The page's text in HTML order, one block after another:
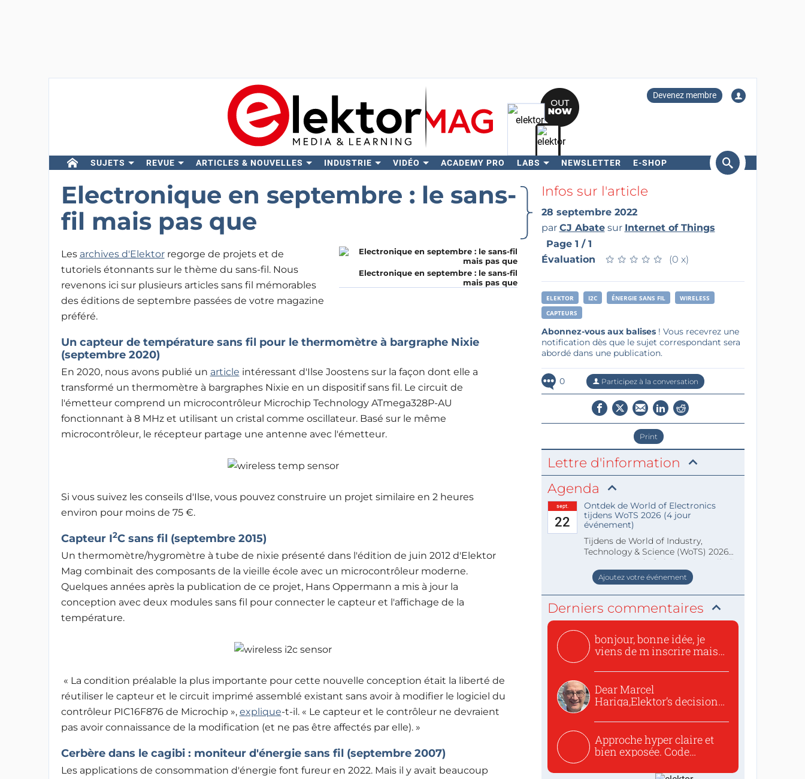
Devenez membre
SUJETS REVUE ARTICLES & NOUVELLES INDUSTRIE VIDÉO ACADEMY PRO LABS NEWSLETTER E-SHOP
Rechercher
Electronique en septembre : le sans-
fil mais pas que
Electronique en septembre : le sans-fil
mais pas que
Les archives d'Elektorregorge de projets et de
tutoriels étonnants sur le thème du sans-fil. Nous
revenons ici sur plusieurs articles sans fil mémorables
des éditions de septembre passées de votre magazine
préféré.
Un capteur de température sans fil pour le thermomètre à bargraphe Nixie
(septembre 2020)
En 2020, nous avons publié un article intéressant d'Ilse Joostens sur la façon dont elle a
transformé un thermomètre à bargraphes Nixie en un dispositif sans fil. Le circuit de
l'émetteur comprend un microcontrôleur Microchip Technology ATmega328P-AU
fonctionnant à 8 MHz et utilisant un cristal comme oscillateur. Basé sur le même
microcontrôleur, le récepteur partage une antenne avec l'émetteur.
Si vous suivez les conseils d'Ilse, vous pouvez construire un projet similaire en 2 heures
environ pour moins de 75 €.
Capteur I2C sans fil (septembre 2015)
Un thermomètre/hygromètre à tube de nixie présenté dans l'édition de juin 2012 d'Elektor
Mag combinait des composants de la vieille école avec un microcontrôleur moderne.
Quelques années après la publication de ce projet, Hans Oppermann a mis à jour la
conception avec deux modules sans fil pour connecter le capteur et l'affichage de la
température.
« La condition préalable la plus importante pour cette nouvelle conception était la liberté de
réutiliser le capteur et le circuit imprimé assemblé existant sans avoir à modifier le logiciel du
contrôleur PIC16F876 de Microchip », explique-t-il. « Le capteur et le contrôleur ne devraient
pas avoir connaissance de la modification (et ne pas être affectés par elle). »
Cerbère dans le cagibi : moniteur d'énergie sans fil (septembre 2007)
Les applications de consommation d'énergie font fureur en 2022. Mais il y avait beaucoup
Infos sur l'article
28 septembre 2022
par CJ Abatesur Internet of Things
Page 1 / 1
Évaluation
★ ★ ★ ★ ★
★ ★ ★ ★ ★ (0 x)
ELEKTOR I2C ÉNERGIE SANS FIL
WIRELESS
CAPTEURS
Abonnez-vous aux balises! Vous recevrez une
notification dès que le sujet correspondant sera
abordé dans une publication.
0 Participez à la conversation
Print
Lettre d'information
Agenda
sept.
22
Ontdek de World of Electronics
tijdens WoTS 2026 (4 jour
événement)
Tijdens de World of Industry,
Technology & Science (WoTS) 2026
staat de World of Electronics volledi
Ajoutez votre événement
Derniers commentaires
bonjour, bonne idée, je
viens de m inscrire mais
Dear Marcel
Hariga,Elektor’s decision
Approche hyper claire et
bien exposée. Code